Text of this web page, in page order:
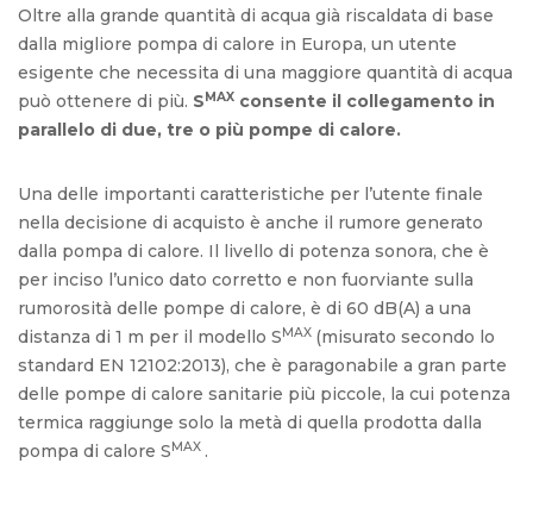
Oltre alla grande quantità di acqua già riscaldata di base
dalla migliore pompa di calore in Europa, un utente
esigente che necessita di una maggiore quantità di acqua
può ottenere di più. SMAX consente il collegamento in
parallelo di due, tre o più pompe di calore.
Una delle importanti caratteristiche per l’utente finale
nella decisione di acquisto è anche il rumore generato
dalla pompa di calore. Il livello di potenza sonora, che è
per inciso l’unico dato corretto e non fuorviante sulla
rumorosità delle pompe di calore, è di 60 dB(A) a una
distanza di 1 m per il modello SMAX (misurato secondo lo
standard EN 12102:2013), che è paragonabile a gran parte
delle pompe di calore sanitarie più piccole, la cui potenza
termica raggiunge solo la metà di quella prodotta dalla
pompa di calore SMAX .